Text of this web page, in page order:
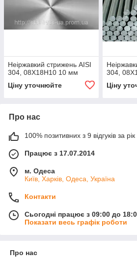
Неіржавкий стрижень AISI
304, 08Х18Н10 10 мм
Ціну уточнюйте
304,
Ціну
Про нас
100% позитивних з 9 відгуків за рік
Працює з 17.07.2014
м. Одеса
Київ, Харків, Одеса, Україна
Контакти
Сьогодні працює з 09:00 до
Показати весь графік роботи
Про нас